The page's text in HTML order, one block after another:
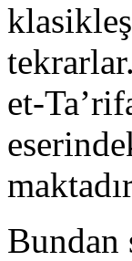
et-
Bundan